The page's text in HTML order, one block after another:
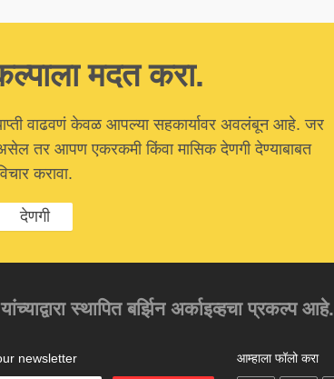
मदत करा.
वाढवणं केवळ आपल्या सहकार्यावर अवलंबून आहे. जर
तर आपण एकरकमी किंवा मासिक देणगी देण्याबाबत
करावा.
देणगी
स्थापित बर्झिन अर्काइव्हचा प्रकल्प आहे.
आम्हाला फॉलो करा
newsletter